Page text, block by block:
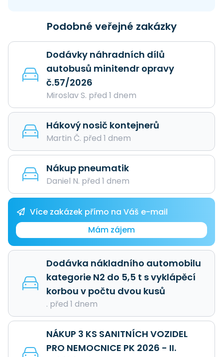
Podobné veřejné zakázky
Dodávky náhradních dílů
autobusů minitendr opravy
č.57/2026
Miroslav S. před 1 dnem
Hákový nosič kontejnerů
Martin Č. před 1 dnem
Nákup pneumatik
Daniel N. před 1 dnem
Více zakázek přímo na Váš e-mail
Mám zájem
Dodávka nákladního automobilu
kategorie N2 do 5,5 t s vyklápěcí
korbou v počtu dvou kusů
. před 1 dnem
NÁKUP 3 KS SANITNÍCH VOZIDEL
PRO NEMOCNICE PK 2026 - II.